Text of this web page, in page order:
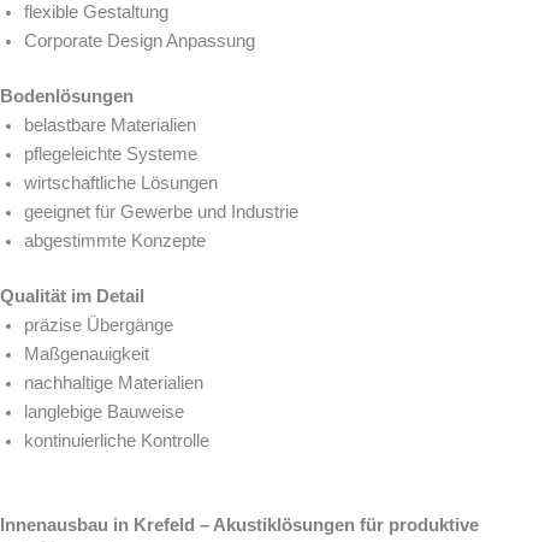
flexible Gestaltung
Corporate Design Anpassung
Bodenlösungen
belastbare Materialien
pflegeleichte Systeme
wirtschaftliche Lösungen
geeignet für Gewerbe und Industrie
abgestimmte Konzepte
Qualität im Detail
präzise Übergänge
Maßgenauigkeit
nachhaltige Materialien
langlebige Bauweise
kontinuierliche Kontrolle
Innenausbau in Krefeld – Akustiklösungen für produktive